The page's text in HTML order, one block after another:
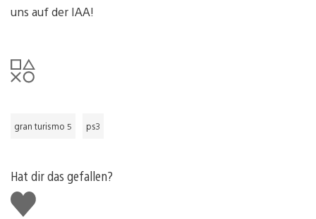
uns auf der IAA!
gran turismo 5 ps3
Hat dir das gefallen?
Gefällt
mir